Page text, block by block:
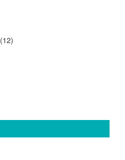
(12)